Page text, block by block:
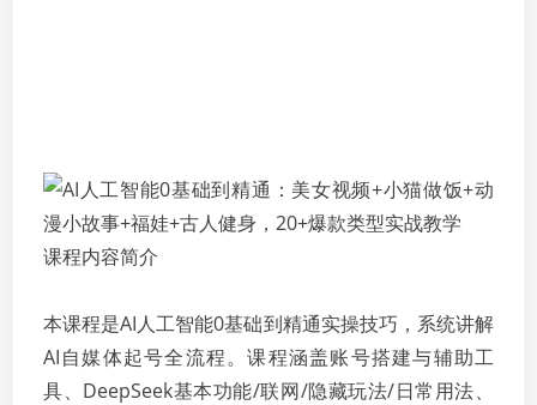
课程内容简介
本课程是AI人工智能0基础到精通实操技巧，系统讲解
AI自媒体起号全流程。课程涵盖账号搭建与辅助工
具、DeepSeek基本功能/联网/隐藏玩法/日常用法、